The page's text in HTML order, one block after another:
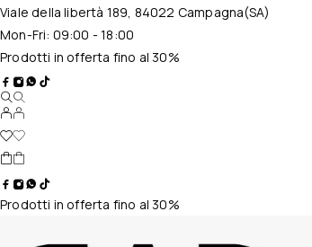
Viale della libertà 189, 84022 Campagna(SA)
Mon-Fri: 09:00 - 18:00
Prodotti in offerta fino al 30%
Prodotti in offerta fino al 30%